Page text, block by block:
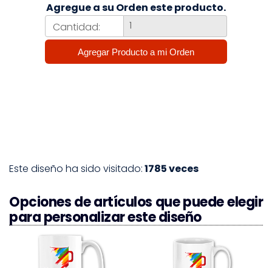
Agregue a su Orden este producto.
Cantidad:
Este diseño ha sido visitado:1785 veces
Opciones de artículos que puede elegir
para personalizar este diseño